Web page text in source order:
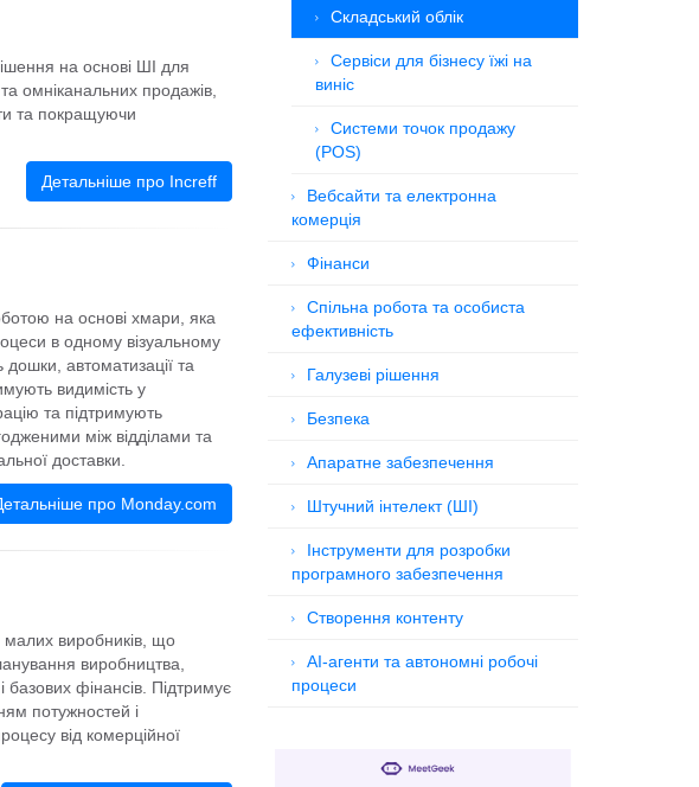
на основі ШІ для
омніканальних продажів,
та покращуючи
Детальніше про Increff
на основі хмари, яка
в одному візуальному
автоматизації та
видимість у
та підтримують
між відділами та
доставки.
про Monday.com
виробників, що
виробництва,
базових фінансів. Підтримує
потужностей і
від комерційної
Складський облік
Сервіси для бізнесу їжі на
виніс
Системи точок продажу
(POS)
Вебсайти та електронна
комерція
Фінанси
Спільна робота та особиста
ефективність
Галузеві рішення
Безпека
Апаратне забезпечення
Штучний інтелект (ШІ)
Інструменти для розробки
програмного забезпечення
Створення контенту
AI-агенти та автономні робочі
процеси